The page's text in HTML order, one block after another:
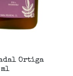
Ortiga